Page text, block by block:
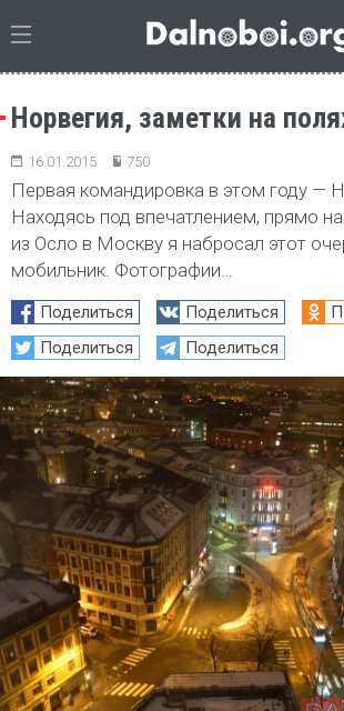
Норвегия, заметки на
16.01.2015 750
Первая командировка в этом году —
Находясь под впечатлением, прямо
из Осло в Москву я набросал этот
мобильник. Фотографии…
Поделиться Поделиться
Поделиться
Поделиться